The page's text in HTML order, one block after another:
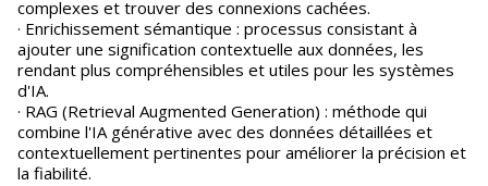
complexes et trouver des connexions cachées.
· Enrichissement sémantique : processus consistant à
ajouter une signification contextuelle aux données, les
rendant plus compréhensibles et utiles pour les systèmes
d'IA.
· RAG (Retrieval Augmented Generation) : méthode qui
combine l'IA générative avec des données détaillées et
contextuellement pertinentes pour améliorer la précision et
la fiabilité.